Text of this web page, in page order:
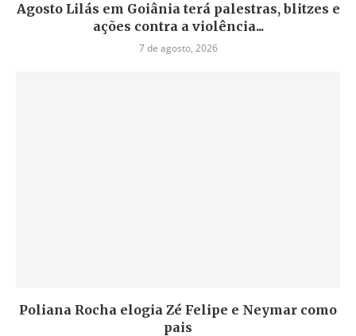
Agosto Lilás em Goiânia terá palestras, blitzes e
ações contra a violência...
7 de agosto, 2026
Poliana Rocha elogia Zé Felipe e Neymar como
pais